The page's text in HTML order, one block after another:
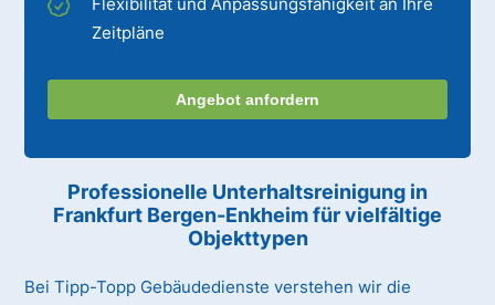
Zeitpläne
Angebot anfordern
Professionelle Unterhaltsreinigung in
Frankfurt Bergen-Enkheimfür vielfältige
Objekttypen
Bei Tipp-Topp Gebäudedienste verstehen wir die